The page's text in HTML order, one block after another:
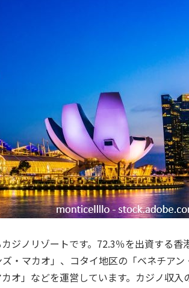
ジノリゾートです。72.3％を出資する香
・マカオ」、コタイ地区の「ベネチアン
オ」などを運営しています。カジノ収入